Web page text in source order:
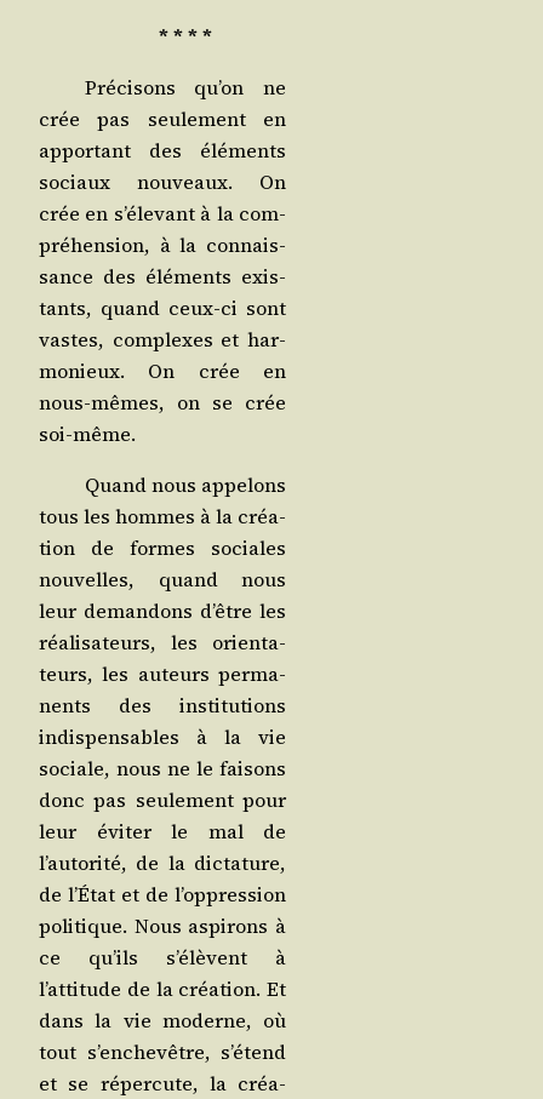
* * * *
Pré­ci­sons qu’on ne
crée pas seule­ment en
appor­tant des élé­ments
sociaux nou­veaux. On
crée en s’élevant à la com­
pré­hen­sion, à la connais­
sance des élé­ments exis­
tants, quand ceux-ci sont
vastes, com­plexes et har­
mo­nieux. On crée en
nous-mêmes, on se crée
soi-même.
Quand nous appe­lons
tous les hommes à la créa­
tion de formes sociales
nou­velles, quand nous
leur deman­dons d’être les
réa­li­sa­teurs, les orien­ta­
teurs, les auteurs per­ma­
nents des ins­ti­tu­tions
indis­pen­sables à la vie
sociale, nous ne le fai­sons
donc pas seule­ment pour
leur évi­ter le mal de
l’autorité, de la dic­ta­ture,
de l’État et de l’oppression
poli­tique. Nous aspi­rons à
ce qu’ils s’élèvent à
l’attitude de la créa­tion. Et
dans la vie moderne, où
tout s’enchevêtre, s’étend
et se réper­cute, la créa­